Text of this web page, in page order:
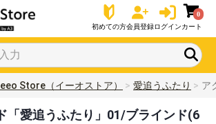
初めての方会員登録ログイン
0
カート
Store（イーオストア） 愛追うふたり ア
「愛追うふたり」01/ブラインド(6